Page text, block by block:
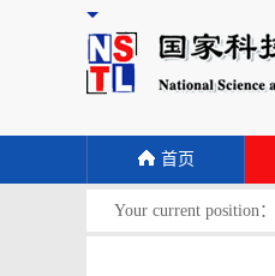
首页
Your current position：